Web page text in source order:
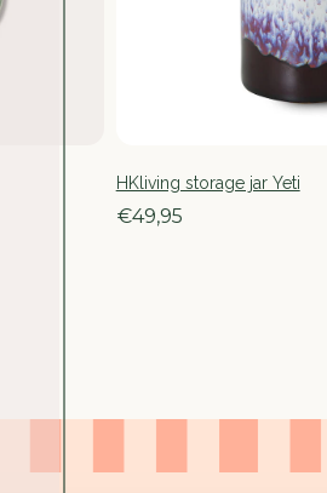
HKliving storage jar Yeti
€49,95